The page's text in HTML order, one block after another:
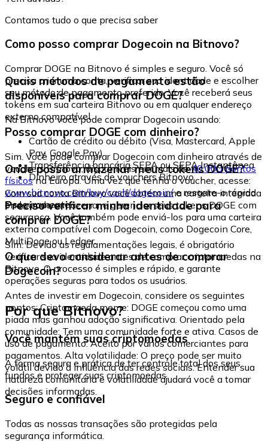
Contamos tudo o que precisa saber
Como posso comprar Dogecoin na Bitnovo?
Comprar DOGE na Bitnovo é simples e seguro. Você só
precisa criar uma conta, verificar sua identidade e escolher
seu método de pagamento preferido. Você receberá seus
tokens em sua carteira Bitnovo ou em qualquer endereço
externo compatível.
Quais métodos de pagamento estão
disponíveis para comprar DOGE?
Na Bitnovo você pode comprar Dogecoin usando:
Cartão de crédito ou débito (Visa, Mastercard, Apple
Pay, Google Pay)
Transferência bancária SEPA ou SEPA Instantânea
Dinheiro através de vouchers Bitnovo
Posso comprar DOGE com dinheiro?
Sim. Você pode comprar Dogecoin com dinheiro através de
vouchers Bitnovo, disponíveis em mais de40.000 pontos
físicosna Europa. Uma vez que tenha o voucher, acesse:
www.bitnovo.com/buy/cash/dogecoin/e resgate-o rápida
e seguramente.
Onde posso armazenar meus tokens DOGE?
Com sua conta Bitnovo você obtém uma carteira integrada
onde pode armazenar e gerenciar seus tokens DOGE com
segurança. Você também pode enviá-los para uma carteira
externa compatível com Dogecoin, como Dogecoin Core,
MultiDoge ou Ledger.
Preciso verificar minha identidade para
comprar DOGE?
Sim. Devido às regulamentações legais, é obrigatório
verificar sua identidade antes de comprar criptomoedas na
Bitnovo. O processo é simples e rápido, e garante
operações seguras para todos os usuários.
O que devo considerar antes de comprar
Dogecoin?
Antes de investir em Dogecoin, considere os seguintes
pontos: Criptomoeda meme: DOGE começou como uma
piada mas ganhou adoção significativa. Orientado pela
comunidade: Tem uma comunidade forte e ativa. Casos de
uso de pagamento: Aceito por vários comerciantes para
pagamentos. Alta volatilidade: O preço pode ser muito
volátil devido à influência das redes sociais. Entender sua
natureza comunitária e volatilidade ajudará você a tomar
decisões informadas.
Por que Bitnovo?
Você mantém suas criptomoedas
A forma segura e prática de ter controle total dos seus
fundos e proteger suas criptomoedas.
Seguro e confiável
Todas as nossas transações são protegidas pela
segurança informática.